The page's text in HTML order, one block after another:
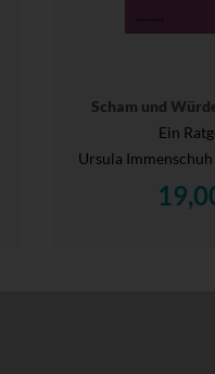
Scham und
Ein
Ursula